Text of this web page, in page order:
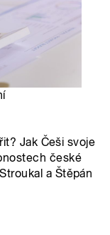
Jak Češi svoje
české
a Štěpán